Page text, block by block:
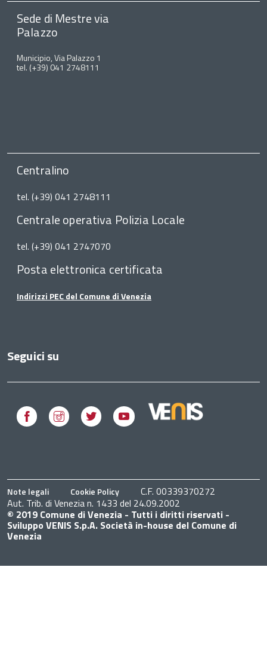
Sede di Mestre via
Palazzo
Municipio, Via Palazzo 1
tel. (+39) 041 2748111
Centralino
tel. (+39) 041 2748111
Centrale operativa Polizia Locale
tel. (+39) 041 2747070
Posta elettronica certificata
Indirizzi PEC del Comune di Venezia
Seguici su
Facebook Instagram Twitter Youtube
Note legali Cookie Policy
C.F. 00339370272
Aut. Trib. di Venezia n. 1433 del 24.09.2002
© 2019 Comune di Venezia - Tutti i diritti riservati -
Sviluppo VENIS S.p.A. Società in-house del Comune di
Venezia